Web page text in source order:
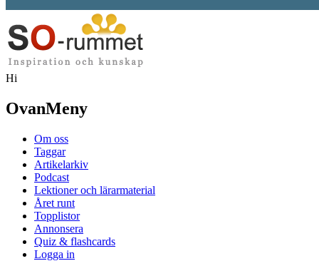
Hi
OvanMeny
Om oss
Taggar
Artikelarkiv
Podcast
Lektioner och lärarmaterial
Året runt
Topplistor
Annonsera
Quiz & flashcards
Logga in